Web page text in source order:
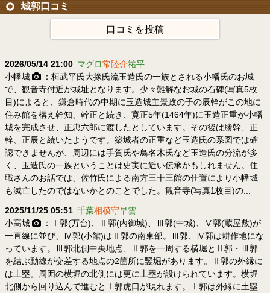
城郭口コミ
口コミを投稿
2026/05/14 21:00 マグロ常陸介祐平
小幡城
：桓武平氏大掾氏流玉造氏の一族とされる小幡氏のお城
で、観音寺付近が城址となります。少々難解なお城の石碑(写真5枚
目)によると、鎌倉時代の中期に玉造城主景政の子の辰幹がこの地に
住み館を構え幹知、幹正と続き、寛正5年(1464年)に玉造正重が小幡
城を完成させ、正忠六郎に渡したとしています。その後は勝幹、正
幹、正辰と続いたようです。築城者の正重など玉造氏の系図では確
認できませんが、周辺には手賀氏や鳥名木氏など玉造氏の分流が多
く、玉造氏の一族ということは史実に近い伝承かもしれません。住
職さんのお話では、佐竹氏による南方三十三館の仕置により小幡城
も滅亡したのではないかとのことでした。観音寺(写真1枚目)の...
2025/11/25 05:51 千葉相模守早雲
小高城
：Ⅰ郭(万台)、Ⅱ郭(内御城)、Ⅲ郭(中城)、Ⅴ郭(蔵屋敷)が
一直線に並び、Ⅳ郭(小館)はⅡ郭の南東部。Ⅲ郭、Ⅳ郭は耕作地にな
っています。Ⅲ郭北側中央地点、Ⅱ郭を一周する横堀とⅡ郭・Ⅲ郭
を結ぶ動線が交差する地点の2箇所に竪堀があります。Ⅱ郭の外縁に
は土塁。周囲の横堀の北側には更に土塁が設けられています。横堀
北側から回り込んで進むとⅠ郭虎口が現れます。Ⅰ郭は外縁に土塁